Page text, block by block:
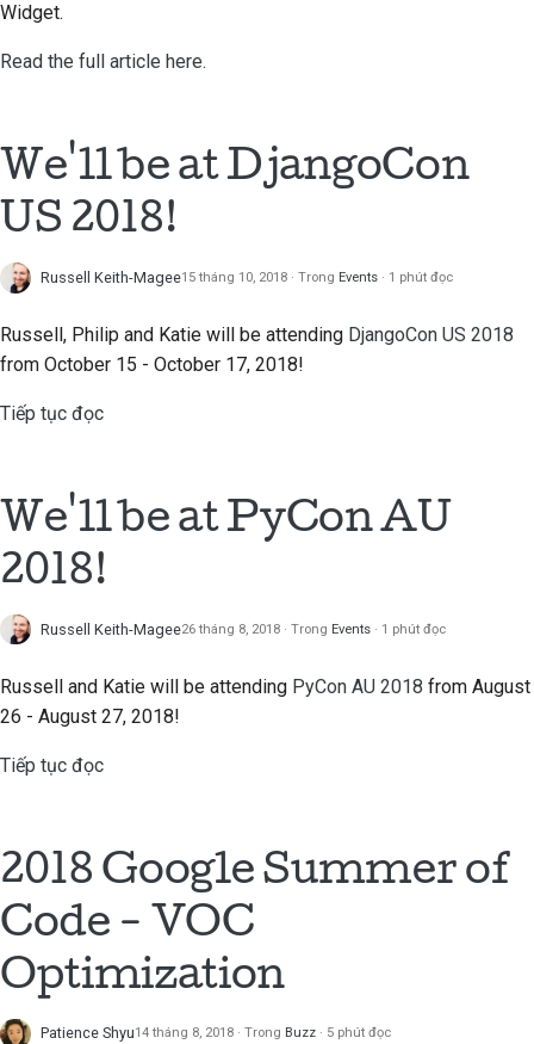
中文(简体)
Tài liệu xây dựng
Thêm ghi chú thay đổi
Gửi yêu cầu pull
Đề xuất một tính năng
mới
Quy trình đánh giá yêu
Hướng dẫn phong cách
lập trình
Hướng dẫn phong cách
biên soạn tài liệu
Widget.
Read the full article here.
We'll be at DjangoCon
US 2018!
Russell Keith-Magee15 tháng 10, 2018 Trong Events 1 phút đọc
Russell, Philip and Katie will be attending DjangoCon US 2018
from October 15 - October 17, 2018!
Tiếp tục đọc
We'll be at PyCon AU
2018!
Russell Keith-Magee26 tháng 8, 2018 Trong Events 1 phút đọc
Russell and Katie will be attending PyCon AU 2018 from August
26 - August 27, 2018!
Tiếp tục đọc
2018 Google Summer of
Code - VOC
Optimization
Patience Shyu14 tháng 8, 2018 Trong Buzz 5 phút đọc